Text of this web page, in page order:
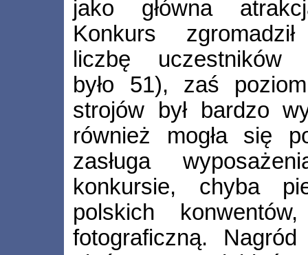
jako główna
Konkurs
liczbę uczestników
było 51), zaś
strojów był bardzo
również mogła się
zasługa
konkursie, chyba
polskich
fotograficzną.